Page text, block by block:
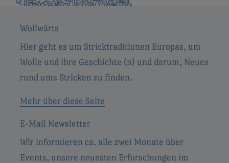
Wollwärts
Hier geht es um Stricktraditionen Europas, um
Wolle und ihre Geschichte (n) und darum, Neues
rund ums Stricken zu finden.
Mehr über diese Seite
E-Mail Newsletter
Wir informieren ca. alle zwei Monate über
Events, unsere neuesten Erforschungen im